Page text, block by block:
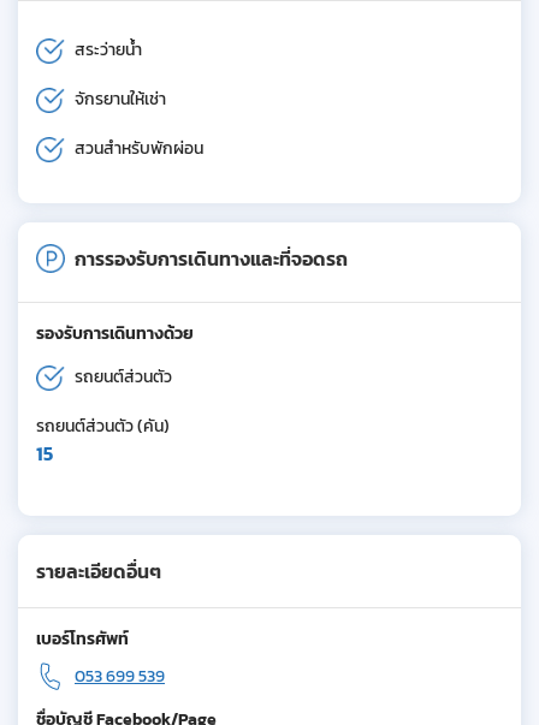
สระว่ายน้ำ
จักรยานให้เช่า
สวนสำหรับพักผ่อน
การรองรับการเดินทางและที่จอดรถ
รองรับการเดินทางด้วย
รถยนต์ส่วนตัว
รถยนต์ส่วนตัว (คัน)
15
รายละเอียดอื่นๆ
เบอร์โทรศัพท์
053 699 539
ชื่อบัญชี Facebook/Page